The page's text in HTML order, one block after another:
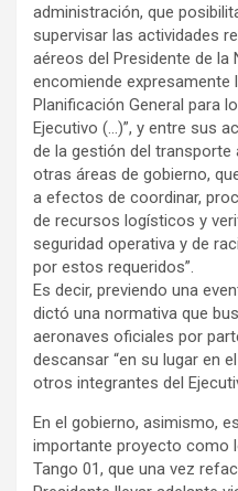
administración, que
supervisar las actividades
aéreos del Presidente de la
encomiende expresamente
Planificación General para
Ejecutivo (…)”, y entre sus
de la gestión del
otras áreas de gobierno,
a efectos de coordinar,
de recursos logísticos y
seguridad operativa y de
por estos requeridos”.
Es decir, previendo una
dictó una normativa que
aeronaves oficiales por
descansar “en su lugar en
otros integrantes del
En el gobierno, asimismo,
importante proyecto como
Tango 01, que una vez